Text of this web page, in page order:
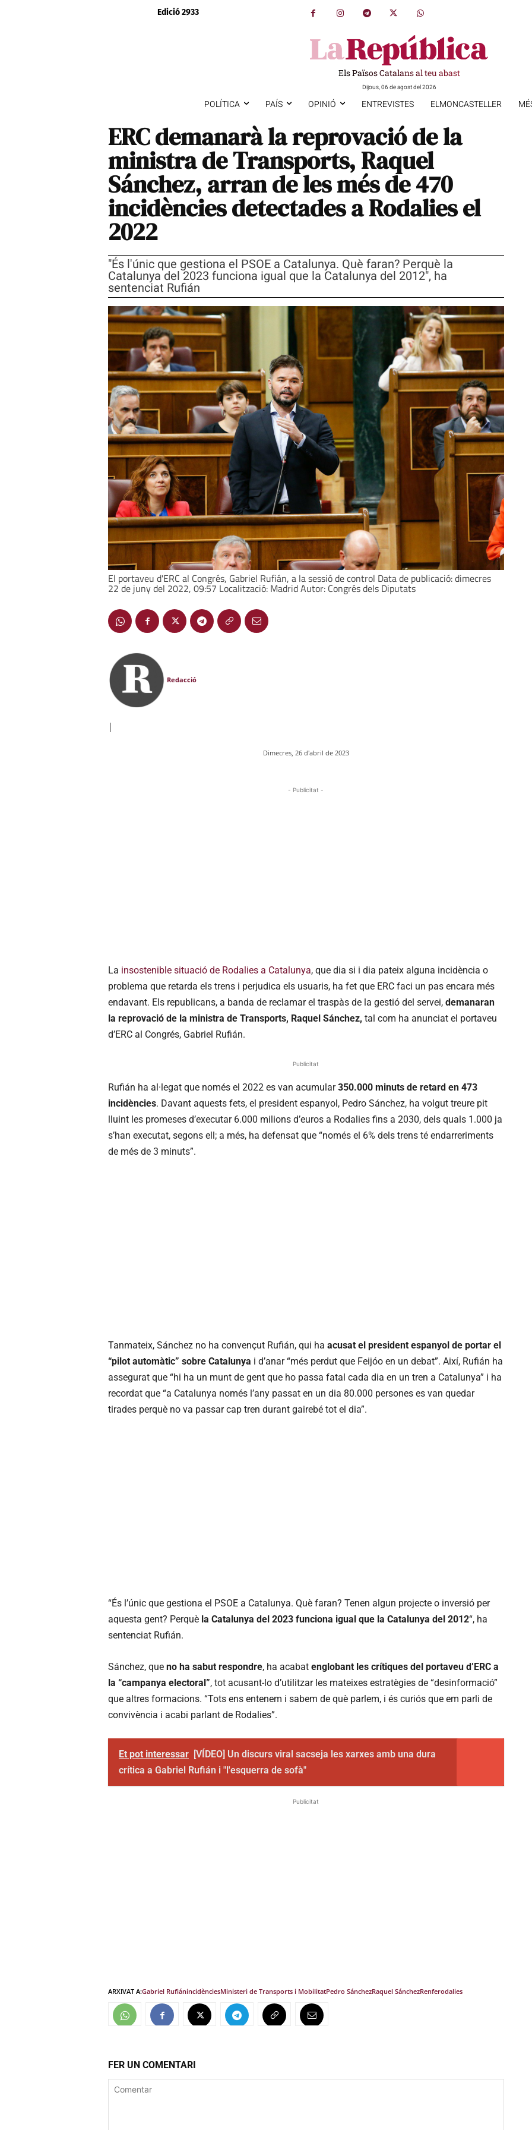
Edició 2933
Els Països Catalans al teu abast
Dijous, 06 de agost del 2026
POLÍTICA PAÍS OPINIÓ ENTREVISTES ELMONCASTELLER
ERC demanarà la reprovació de la
ministra de Transports, Raquel
Sánchez, arran de les més de 470
incidències detectades a Rodalies el
2022
"És l'únic que gestiona el PSOE a Catalunya. Què faran? Perquè la
Catalunya del 2023 funciona igual que la Catalunya del 2012", ha
sentenciat Rufián
El portaveu d'ERC al Congrés, Gabriel Rufián, a la sessió de control Data de publicació: dimecres
22 de juny del 2022, 09:57 Localització: Madrid Autor: Congrés dels Diputats
Redacció
|
Dimecres, 26 d'abril de 2023
- Publicitat -
La insostenible situació de Rodalies a Catalunya, que dia si i dia pateix alguna incidència o
problema que retarda els trens i perjudica els usuaris, ha fet que ERC faci un pas encara més
endavant. Els republicans, a banda de reclamar el traspàs de la gestió del servei, demanaran
la reprovació de la ministra de Transports, Raquel Sánchez, tal com ha anunciat el portaveu
d’ERC al Congrés, Gabriel Rufián.
Publicitat
Rufián ha al·legat que només el 2022 es van acumular350.000 minuts de retard en 473
incidències. Davant aquests fets, el president espanyol, Pedro Sánchez, ha volgut treure pit
lluint les promeses d’executar 6.000 milions d’euros a Rodalies fins a 2030, dels quals 1.000 ja
s’han executat, segons ell; a més, ha defensat que “només el 6% dels trens té endarreriments
de més de 3 minuts”.
Tanmateix, Sánchez no ha convençut Rufián, qui ha acusat el president espanyol de portar el
“pilot automàtic” sobre Catalunya i d’anar “més perdut que Feijóo en un debat”. Així, Rufián ha
assegurat que “hi ha un munt de gent que ho passa fatal cada dia en un tren a Catalunya” i ha
recordat que “a Catalunya només l’any passat en un dia 80.000 persones es van quedar
tirades perquè no va passar cap tren durant gairebé tot el dia”.
“És l’únic que gestiona el PSOE a Catalunya. Què faran? Tenen algun projecte o inversió per
aquesta gent? Perquè la Catalunya del 2023 funciona igual que la Catalunya del 2012“, ha
sentenciat Rufián.
Sánchez, que no ha sabut respondre, ha acabat englobant les crítiques del portaveu d’ERC a
la “campanya electoral”, tot acusant-lo d’utilitzar les mateixes estratègies de “desinformació”
que altres formacions. “Tots ens entenem i sabem de què parlem, i és curiós que em parli de
convivència i acabi parlant de Rodalies”.
Et pot interessar [VÍDEO] Un discurs viral sacseja les xarxes amb una dura
crítica a Gabriel Rufián i "l'esquerra de sofà"
Publicitat
ARXIVAT A:Gabriel RufiánincidènciesMinisteri de Transports i MobilitatPedro SánchezRaquel SánchezRenferodalies
FER UN COMENTARI